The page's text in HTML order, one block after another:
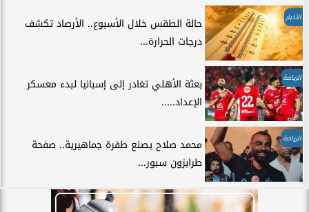
الأخبار
حالة الطقس خلال الأسبوع.. الأرصاد تكشف
درجات الحرارة...
الرياضة
بعثة الأهلي تغادر إلى إسبانيا لبدء معسكر
الإعداد.....
الرياضة
محمد صلاح يصنع طفرة جماهيرية.. صفحة
طرابزون سبور...